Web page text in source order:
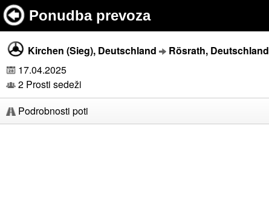
Ponudba prevoza
Kirchen (Sieg), Deutschland
Rösrath, Deutschland
17.04.2025
2 Prosti sedeži
Podrobnosti poti